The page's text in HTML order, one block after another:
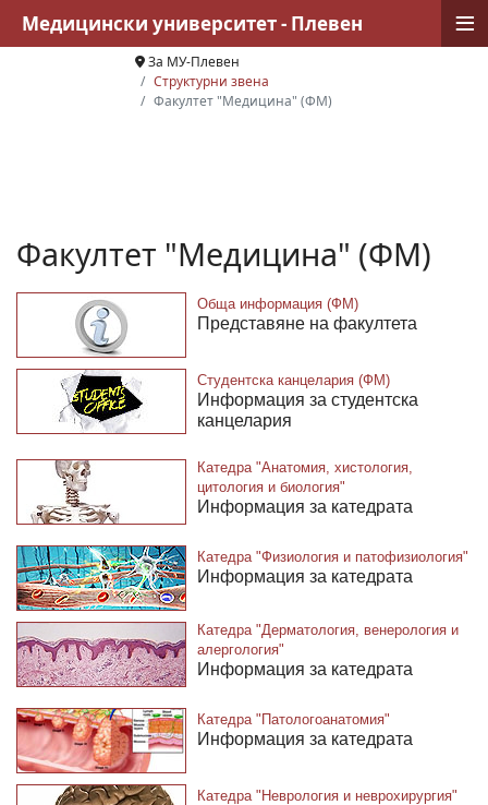
За МУ-Плевен
Структурни звена
Факултет "Медицина" (ФМ)
Факултет "Медицина" (ФМ)
Обща информация (ФМ)
Представяне на факултета
Студентска канцелария (ФМ)
Информация за студентска
канцелария
Катедра "Анатомия, хистология,
цитология и биология"
Информация за катедрата
Катедра "Физиология и патофизиология"
Информация за катедрата
Катедра "Дерматология, венерология и
алергология"
Информация за катедрата
Катедра "Патологоанатомия"
Информация за катедрата
Катедра "Неврология и неврохирургия"
Медицински университет - Плевен ≡